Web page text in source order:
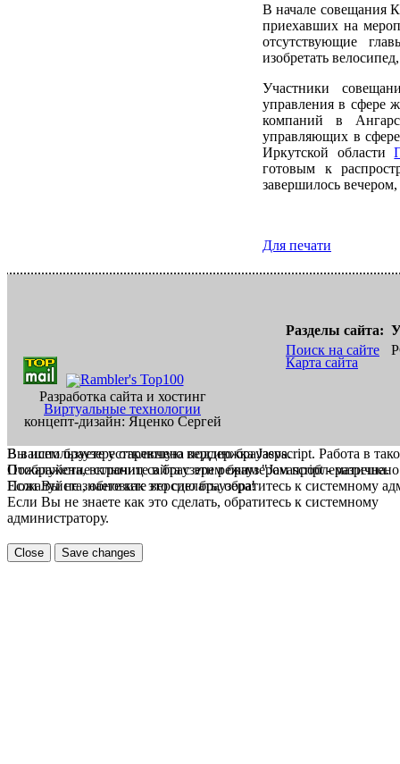
В начале совещания
приехавших на
отсутствующие
изобретать
Участники
управления в сфере
компаний в
управляющих в
Иркутской области
готовым к
завершилось
Для печати
Разработка сайта и хостинг
Виртуальные технологии
концепт-дизайн: Яценко Сергей
Разделы сайта:
Поиск на сайте
Карта сайта
В вашем браузере отключена поддержка Jasvscript. Работа в
Пожалуйста, включите в браузере режим "Javascript -
Если Вы не знаете как это сделать, обратитесь к системному
Вы используете устаревшую версию браузера.
Отображение страниц сайта с этим браузером проблематична.
Пожалуйста, обновите версию браузера!
Если Вы не знаете как это сделать, обратитесь к системному
администратору.
Close Save changes